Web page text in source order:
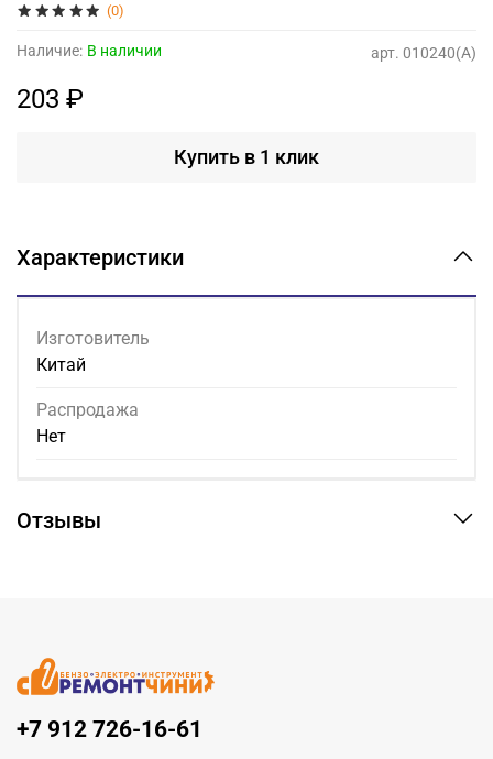
(0)
арт. 010240(A)
Наличие: В наличии
203 ₽
Купить в 1 клик
Характеристики
Изготовитель
Китай
Распродажа
Нет
Отзывы
+7 912 726-16-61